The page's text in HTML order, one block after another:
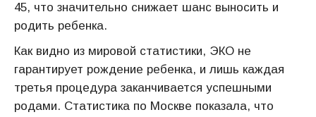
45, что значительно снижает шанс выносить и
родить ребенка.
Как видно из мировой статистики, ЭКО не
гарантирует рождение ребенка, и лишь каждая
третья процедура заканчивается успешными
родами. Статистика по Москве показала, что